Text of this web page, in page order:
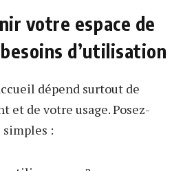
votre espace de
d’utilisation
dépend surtout de
et de votre usage. Posez-
: